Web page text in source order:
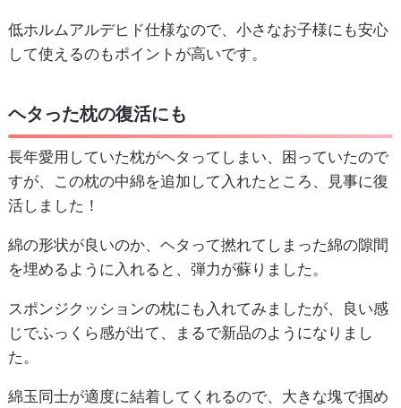
低ホルムアルデヒド仕様なので、小さなお子様にも安心
して使えるのもポイントが高いです。
ヘタった枕の復活にも
長年愛用していた枕がヘタってしまい、困っていたので
すが、この枕の中綿を追加して入れたところ、見事に復
活しました！
綿の形状が良いのか、ヘタって撚れてしまった綿の隙間
を埋めるように入れると、弾力が蘇りました。
スポンジクッションの枕にも入れてみましたが、良い感
じでふっくら感が出て、まるで新品のようになりまし
た。
綿玉同士が適度に結着してくれるので、大きな塊で掴め